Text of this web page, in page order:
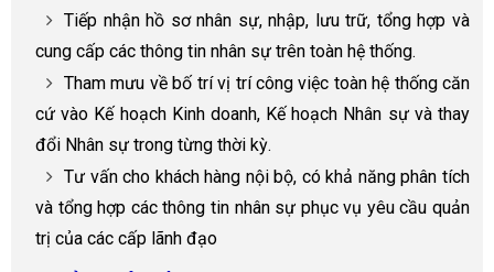
Tiếp nhận hồ sơ nhân sự, nhập, lưu trữ, tổng hợp và
cung cấp các thông tin nhân sự trên toàn hệ thống.
Tham mưu về bố trí vị trí công việc toàn hệ thống căn
cứ vào Kế hoạch Kinh doanh, Kế hoạch Nhân sự và thay
đổi Nhân sự trong từng thời kỳ.
Tư vấn cho khách hàng nội bộ, có khả năng phân tích
và tổng hợp các thông tin nhân sự phục vụ yêu cầu quản
trị của các cấp lãnh đạo